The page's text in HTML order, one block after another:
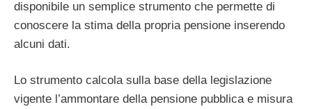
disponibile un semplice strumento che permette di
conoscere la stima della propria pensione inserendo
alcuni dati.
Lo strumento calcola sulla base della legislazione
vigente l’ammontare della pensione pubblica e misura